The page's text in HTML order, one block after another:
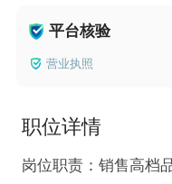
平台核验
营业执照
职位详情
岗位职责：销售高档